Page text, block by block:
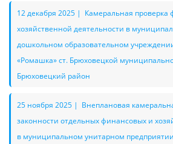
12 декабря 2025 | Камеральная проверка
хозяйственной деятельности в
дошкольном образовательном
«Ромашка» ст. Брюховецкой
Брюховецкий район
25 ноября 2025 | Внеплановая
законности отдельных финансовых и
в муниципальном унитарном